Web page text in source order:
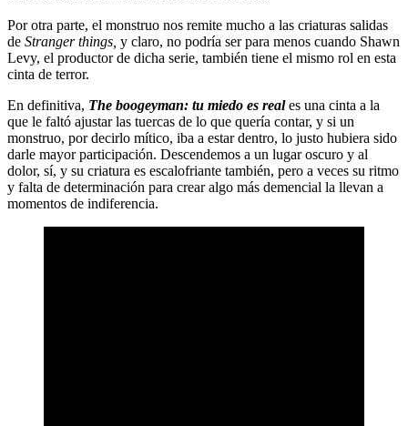
Por otra parte, el monstruo nos remite mucho a las criaturas salidas
de Stranger things, y claro, no podría ser para menos cuando Shawn
Levy, el productor de dicha serie, también tiene el mismo rol en esta
cinta de terror.
En definitiva, The boogeyman: tu miedo es real es una cinta a la
que le faltó ajustar las tuercas de lo que quería contar, y si un
monstruo, por decirlo mítico, iba a estar dentro, lo justo hubiera sido
darle mayor participación. Descendemos a un lugar oscuro y al
dolor, sí, y su criatura es escalofriante también, pero a veces su ritmo
y falta de determinación para crear algo más demencial la llevan a
momentos de indiferencia.